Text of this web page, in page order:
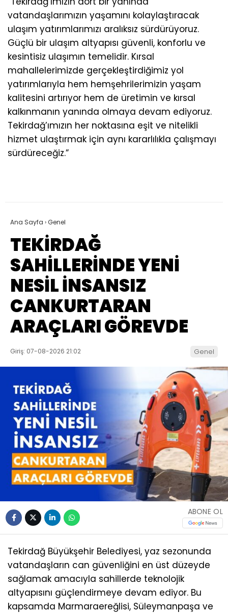
vatandaşlarımızın yaşamını kolaylaştıracak
ulaşım yatırımlarımızı aralıksız sürdürüyoruz.
Güçlü bir ulaşım altyapısı güvenli, konforlu ve
kesintisiz ulaşımın temelidir. Kırsal
mahallelerimizde gerçekleştirdiğimiz yol
yatırımlarıyla hem hemşehrilerimizin yaşam
kalitesini artırıyor hem de üretimin ve kırsal
kalkınmanın yanında olmaya devam ediyoruz.
Tekirdağ’ımızın her noktasına eşit ve nitelikli
hizmet ulaştırmak için aynı kararlılıkla çalışmayı
sürdüreceğiz.”
Ana Sayfa ›Genel
TEKİRDAĞ
SAHİLLERİNDE YENİ
NESİL İNSANSIZ
CANKURTARAN
ARAÇLARI GÖREVDE
Giriş: 07-08-2026 21:02 Genel
ABONE OL
Tekirdağ Büyükşehir Belediyesi, yaz sezonunda
vatandaşların can güvenliğini en üst düzeyde
sağlamak amacıyla sahillerde teknolojik
altyapısını güçlendirmeye devam ediyor. Bu
kapsamda Marmaraereğlisi, Süleymanpaşa ve